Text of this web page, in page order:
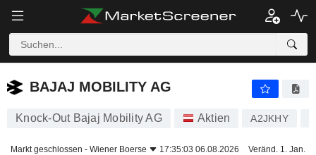
BAJAJ MOBILITY AG
BAJAJ MOBILITY AG
Knock-Out Bajaj Mobility AG Aktien A2JKHY
Markt geschlossen - Wiener Boerse 17:35:03 06.08.2026 Veränd. 1. Jan.